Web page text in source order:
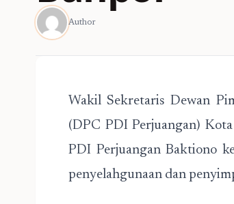
Author
Wakil Sekretaris Dewan
(DPC PDI Perjuangan)
PDI Perjuangan Baktiono
penyelahgunaan dan